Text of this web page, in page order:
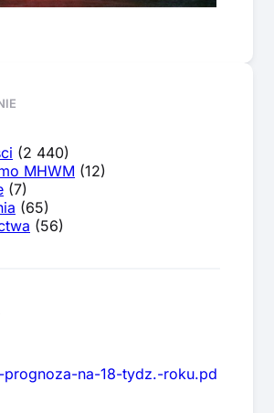
(2 440)
MHWM (12)
(7)
(65)
(56)
prognoza-na-18-tydz.-roku.pd